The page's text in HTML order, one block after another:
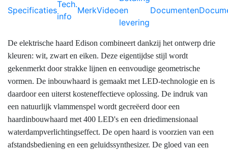
Specificaties
Tech.
info
MerkVideoen
levering
Documenten
De elektrische haard Edison combineert dankzij het ontwerp drie
kleuren: wit, zwart en eiken. Deze eigentijdse stijl wordt
gekenmerkt door strakke lijnen en eenvoudige geometrische
vormen. De inbouwhaard is gemaakt met LED-technologie en is
daardoor een uiterst kosteneffectieve oplossing. De indruk van
een natuurlijk vlammenspel wordt gecreëerd door een
haardinbouwhaard met 400 LED's en een driedimensionaal
waterdampverlichtingseffect. De open haard is voorzien van een
afstandsbediening en een geluidssynthesizer. De gloed van een